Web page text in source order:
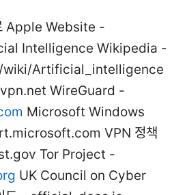
Apple Website -
Intelligence Wikipedia -
wiki/Artificial_intelligence
WireGuard -
Microsoft Windows
VPN 정책
Tor Project -
UK Council on Cyber